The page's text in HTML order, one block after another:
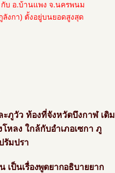
กับ อ.บ้านแพง จ.นครพนม
งกา) ตั้งอยู่บนยอดสูงสุด
ภูวัว ท้องที่จังหวัดบึงกาฬ เดิม
หลง ใกล้กับอำเภอเซกา ภู
รัมปรา
เป็นเรื่องพูดยากอธิบายยาก